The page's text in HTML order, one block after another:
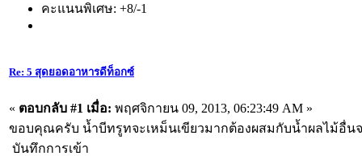
คะแนนพิเศษ: +8/-1
Re: 5 สุดยอดอาหารดีท็อกซ์
« ตอบกลับ #1 เมื่อ: พฤศจิกายน 09, 2013, 06:23:49 AM »
ขอบคุณครับ น้ำบีทรูทจะเหม็นเขียวมากต้องผสมกับน้ำผลไม้อื่น
บันทึกการเข้า